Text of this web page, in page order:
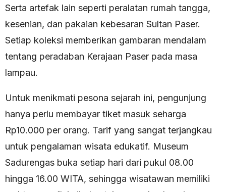
Serta artefak lain seperti peralatan rumah tangga,
kesenian, dan pakaian kebesaran Sultan Paser.
Setiap koleksi memberikan gambaran mendalam
tentang peradaban Kerajaan Paser pada masa
lampau.
Untuk menikmati pesona sejarah ini, pengunjung
hanya perlu membayar tiket masuk seharga
Rp10.000 per orang. Tarif yang sangat terjangkau
untuk pengalaman wisata edukatif. Museum
Sadurengas buka setiap hari dari pukul 08.00
hingga 16.00 WITA, sehingga wisatawan memiliki